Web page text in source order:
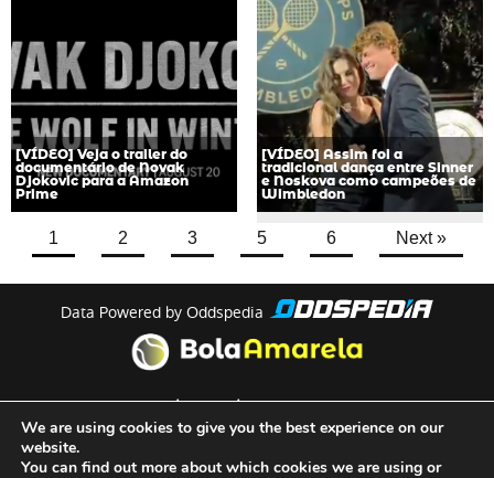
[VÍDEO] Veja o trailer do
documentário de Novak
Djokovic para a Amazon
Prime
[VÍDEO] Assim foi a
tradicional dança entre Sinner
e Noskova como campeões de
Wimbledon
1 2 3 5 6 Next »
Data Powered by Oddspedia
theme bymeow
We are using cookies to give you the best experience on our
website.
You can find out more about which cookies we are using or